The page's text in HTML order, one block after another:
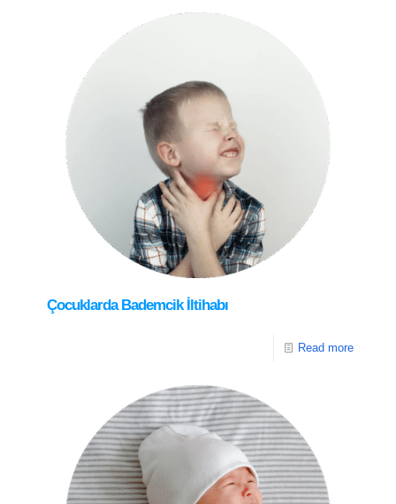
Çocuklarda Bademcik İltihabı
Read more